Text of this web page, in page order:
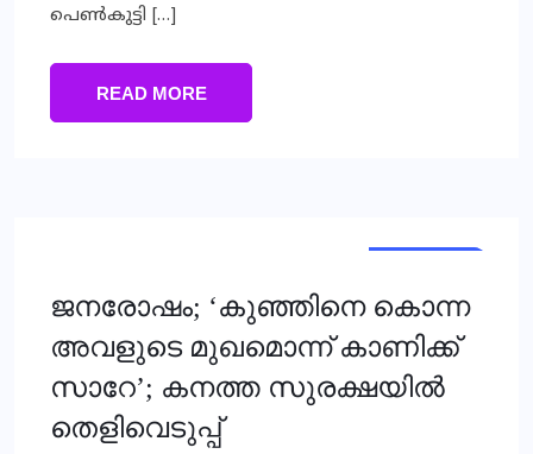
പെണ്‍കുട്ടി […]
READ MORE
ജനരോഷം; ‘കുഞ്ഞിനെ കൊന്ന
അവളുടെ മുഖമൊന്ന് കാണിക്ക്
സാറേ’; കനത്ത സുരക്ഷയില്‍
തെളിവെടുപ്പ്